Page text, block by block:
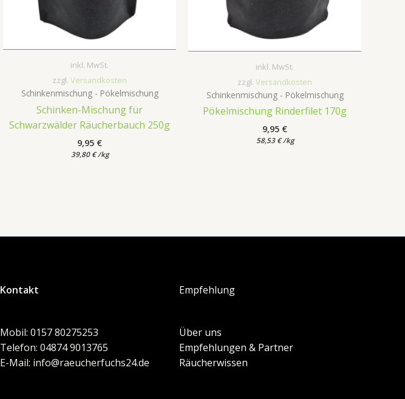
inkl. MwSt.
zzgl. Versandkosten
Schinkenmischung - Pökelmischung
Schinken-Mischung für
Schwarzwälder Räucherbauch 250g
9,95 €
39,80 € /kg
inkl. MwSt.
zzgl. Versandkosten
Schinkenmischung - Pökelmischung
Pökelmischung Rinderfilet 170g
9,95 €
58,53 € /kg
Kontakt
Mobil: 0157 80275253
Telefon: 04874 9013765
E-Mail: info@raeucherfuchs24.de
Empfehlung
Über uns
Empfehlungen & Partner
Räucherwissen